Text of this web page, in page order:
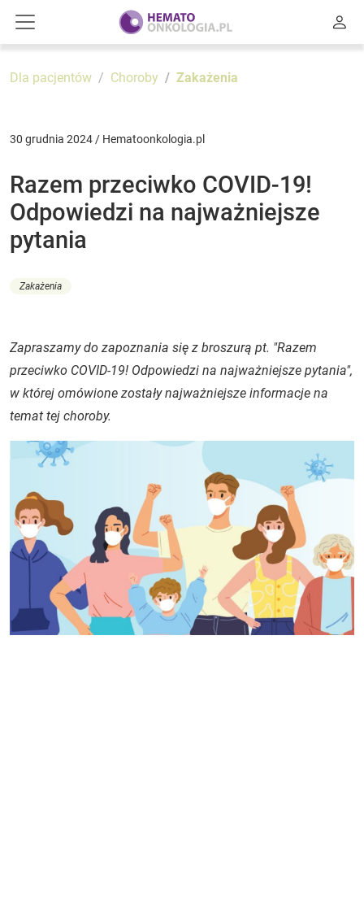
Dla pacjentów Choroby Zakażenia
30 grudnia 2024 / Hematoonkologia.pl
Razem przeciwko COVID-19!
Odpowiedzi na najważniejsze
pytania
Zakażenia
Zapraszamy do zapoznania się z broszurą pt. "Razem
przeciwko COVID-19! Odpowiedzi na najważniejsze pytania",
w której omówione zostały najważniejsze informacje na
temat tej choroby.